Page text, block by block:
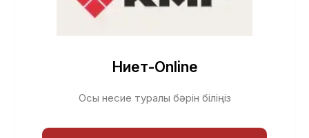
Ниет-Online
Осы несие туралы бәрін біліңіз